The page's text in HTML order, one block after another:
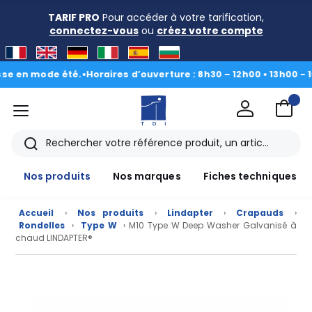
TARIF PRO Pour accéder à votre tarification,
connectez-vousou créez votre compte
mode été.•Horaires d’ouverture : 8h30 – 12h00 • 13h00 - 16h30|
menu
Rechercher
Nos produits
Nos marques Fiches techniques
Accueil › Nos produits › Lindapter › Crapauds
›
Rondelles
› Type W
› M10 Type W Deep Washer Galvanisé à
chaud LINDAPTER®